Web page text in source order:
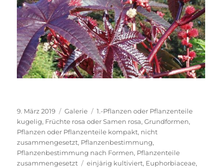
Veröffentlicht
am
9. März 2019 Format
Galerie Kategorien
1.-Pflanzen oder Pflanzenteile
kugelig, Früchte rosa oder Samen rosa,Grundformen,
Pflanzen oder Pflanzenteile kompakt, nicht
zusammengesetzt, Pflanzenbestimmung,
Pflanzenbestimmung nach Formen, Pflanzenteile
zusammengesetzt
Schlagwörter
einjärig kultiviert, Euphorbiaceae,